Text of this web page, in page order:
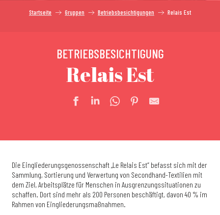
Startseite Gruppen Betriebsbesichtigungen Relais Est
BETRIEBSBESICHTIGUNG
Relais Est
Die Eingliederungsgenossenschaft „Le Relais Est“ befasst sich mit der
Sammlung, Sortierung und Verwertung von Secondhand-Textilien mit
dem Ziel, Arbeitsplätze für Menschen in Ausgrenzungssituationen zu
schaffen. Dort sind mehr als 200 Personen beschäftigt, davon 40 % im
Rahmen von Eingliederungsmaßnahmen.